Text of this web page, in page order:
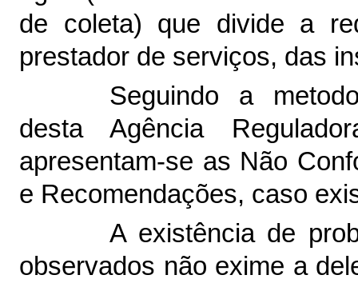
de coleta) que divide a
prestador de serviços, das
Seguindo a
desta Agência
apresentam-se as Não
e Recomendações, caso
A existência de
observados não exime a